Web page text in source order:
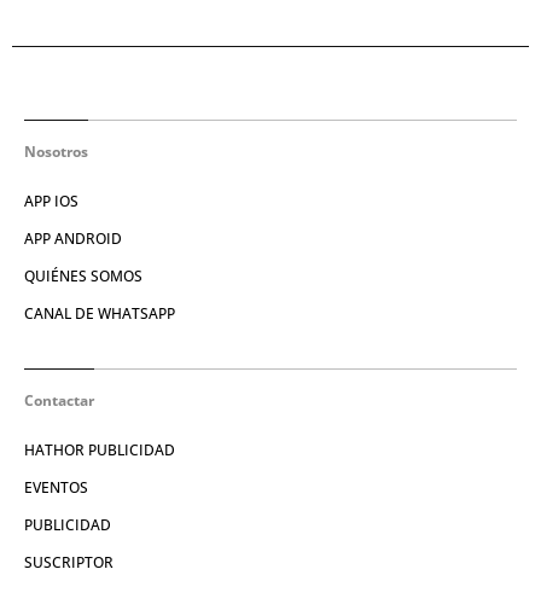
Nosotros
APP IOS
APP ANDROID
QUIÉNES SOMOS
CANAL DE WHATSAPP
Contactar
HATHOR PUBLICIDAD
EVENTOS
PUBLICIDAD
SUSCRIPTOR